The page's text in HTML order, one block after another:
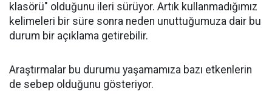
klasörü" olduğunu ileri sürüyor. Artık kullanmadığımız
kelimeleri bir süre sonra neden unuttuğumuza dair bu
durum bir açıklama getirebilir.
Araştırmalar bu durumu yaşamamıza bazı etkenlerin
de sebep olduğunu gösteriyor.